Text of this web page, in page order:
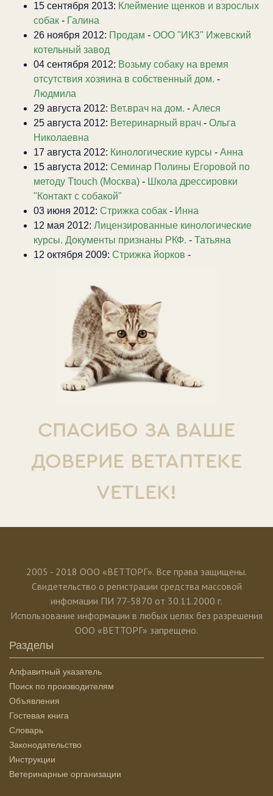
15 сентября 2013: Клеймение щенков и взрослых
собак - Галина
26 ноября 2012: Продам - ООО "ИКЗ" Ижевский
котельный завод
04 сентября 2012: Возьму собаку на время
отсутствия хозяина в собственный дом. -
Людмила
29 августа 2012: Вет.врач на дом. - Алеся
25 августа 2012: Ветеринарный врач - Ольга
Николаевна
17 августа 2012: Кинологические курсы - Анна
15 августа 2012: Семинар Полины Егоровой по
методу Ttouch (Москва) - Школа дрессировки
"Контакт с собакой"
03 июня 2012: Стрижка собак - Инна
12 мая 2012: Лицензированные кинологические
курсы. Документы признаны РКФ. - Татьяна
12 октября 2009: Стрижка йорков -
СПАСИБО ЗА ВАШЕ
ДОВЕРИЕ ВЕТАПТЕКЕ
VETLEK!
2005 - 2018 ООО «ВЕТТОРГ». Все права защищены.
Свидетельство о регистрации средства массовой
инфомации ПИ 77-5870 от 30.11.2000 г.
Использование информации в любых целях без разрешения
ООО «ВЕТТОРГ» запрещено.
Разделы
Алфавитный указатель
Поиск по производителям
Объявления
Гостевая книга
Словарь
Законодательство
Инструкции
Ветеринарные организации